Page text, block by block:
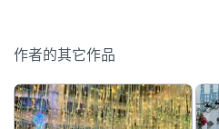
作者的其它作品